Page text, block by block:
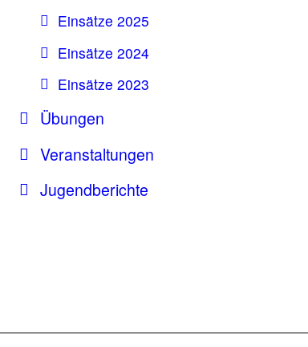
Einsätze 2025
Einsätze 2024
Einsätze 2023
Übungen
Veranstaltungen
Jugendberichte